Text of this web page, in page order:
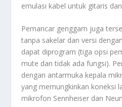
emulasi kabel untuk gitaris
Pemancar genggam juga
tanpa sakelar dan versi
dapat diprogram (tiga opsi
mute dan tidak ada fungsi).
dengan antarmuka kepala
yang memungkinkan koneksi
mikrofon Sennheiser dan